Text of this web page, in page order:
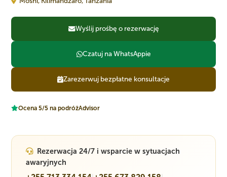
Wyślij prośbę o rezerwację
Czatuj na WhatsAppie
Zarezerwuj bezpłatne konsultacje
Ocena 5/5 na podróżAdvisor
Rezerwacja 24/7 i wsparcie w sytuacjach
awaryjnych